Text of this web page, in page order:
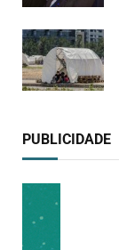
PUBLICIDADE